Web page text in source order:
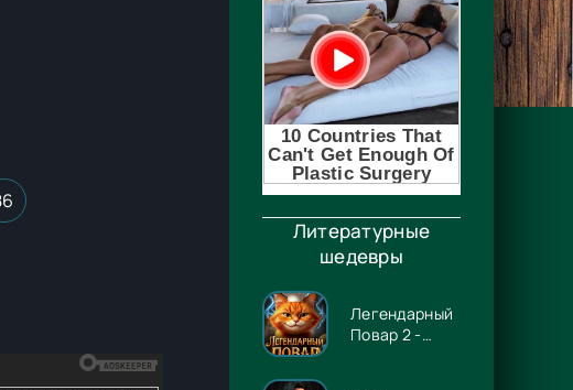
Литературные
шедевры
Легендарный
Повар 2 -